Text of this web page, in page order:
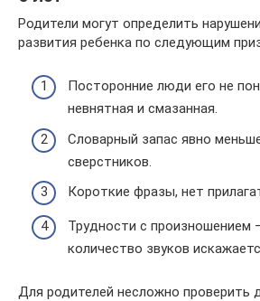
Родители могут определить
развития ребенка по следующим
Посторонние люди его не
невнятная и смазанная.
Словарный запас явно
сверстников.
Короткие фразы, нет
Трудности с произношением
количество звуков
Для родителей несложно проверить